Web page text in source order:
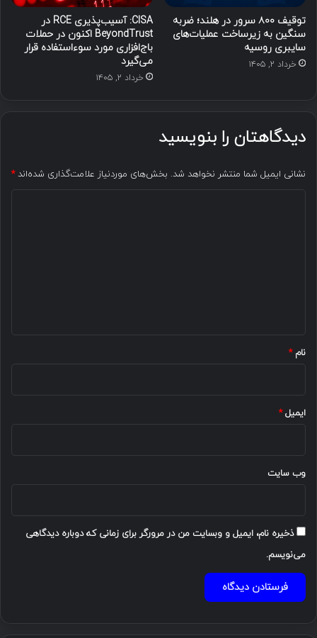
توقیف ۸۰۰ سرور در هلند؛ ضربه
سنگین به زیرساخت عملیات‌های
سایبری روسیه
خرداد ۲, ۱۴۰۵
CISA: آسیب‌پذیری RCE در
BeyondTrust اکنون در حملات
باج‌افزاری مورد سوءاستفاده قرار
می‌گیرد
خرداد ۲, ۱۴۰۵
دیدگاهتان را بنویسید
نشانی ایمیل شما منتشر نخواهد شد. بخش‌های موردنیاز علامت‌گذاری شده‌اند*
نام*
ایمیل*
وب‌ سایت
ذخیره نام، ایمیل و وبسایت من در مرورگر برای زمانی که دوباره دیدگاهی
می‌نویسم.